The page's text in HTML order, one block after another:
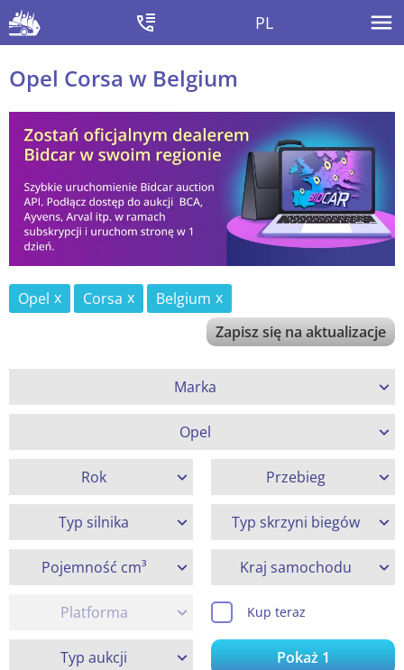
PL
Opel Corsa w Belgium
Opel Corsa
Belgium
Zapisz się na aktualizacje
Marka
Opel
Rok Przebieg
Typ silnika Typ skrzyni biegów
Pojemność cm³ Kraj samochodu
Platforma Kup teraz
Typ aukcji Pokaż1